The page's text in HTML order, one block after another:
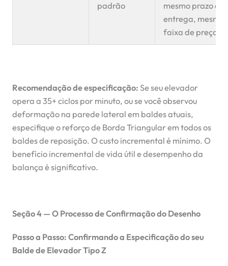
padrão
mesmo prazo de
entrega, mesma
faixa de preço
Recomendação de especificação: Se seu elevador
opera a 35+ ciclos por minuto, ou se você observou
deformação na parede lateral em baldes atuais,
especifique o reforço de Borda Triangular em todos os
baldes de reposição. O custo incremental é mínimo. O
benefício incremental de vida útil e desempenho da
balança é significativo.
Seção 4 — O Processo de Confirmação do Desenho
Passo a Passo: Confirmando a Especificação do seu
Balde de Elevador Tipo Z